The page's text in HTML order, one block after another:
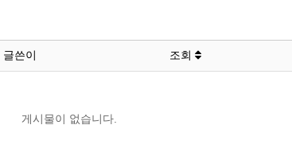
글쓴이 조회
게시물이 없습니다.